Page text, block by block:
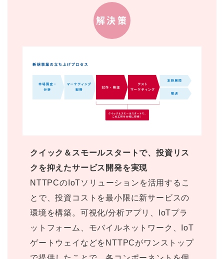
解決策
クイック＆スモールスタートで、投資リス
クを抑えたサービス開発を実現
NTTPCのIoTソリューションを活用するこ
とで、投資コストを最小限に新サービスの
環境を構築。可視化/分析アプリ、IoTプラ
ットフォーム、モバイルネットワーク、IoT
ゲートウェイなどをNTTPCがワンストップ